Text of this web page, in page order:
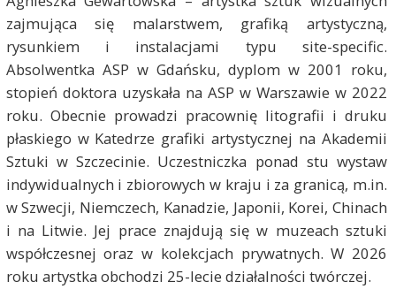
zajmująca się malarstwem, grafiką artystyczną,
rysunkiem i instalacjami typu site-specific.
Absolwentka ASP w Gdańsku, dyplom w 2001 roku,
stopień doktora uzyskała na ASP w Warszawie w 2022
roku. Obecnie prowadzi pracownię litografii i druku
płaskiego w Katedrze grafiki artystycznej na Akademii
Sztuki w Szczecinie. Uczestniczka ponad stu wystaw
indywidualnych i zbiorowych w kraju i za granicą, m.in.
w Szwecji, Niemczech, Kanadzie, Japonii, Korei, Chinach
i na Litwie. Jej prace znajdują się w muzeach sztuki
współczesnej oraz w kolekcjach prywatnych. W 2026
roku artystka obchodzi 25-lecie działalności twórczej.